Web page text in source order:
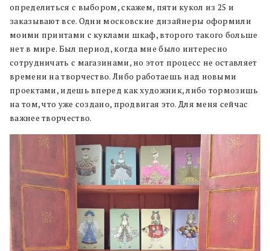
определиться с выбором, скажем, пяти кукол из 25 и
заказывают все. Одни московские дизайнеры оформили
моими принтами с куклами шкаф, второго такого больше
нет в мире. Был период, когда мне было интересно
сотрудничать с магазинами, но этот процесс не оставляет
времени на творчество. Либо работаешь над новыми
проектами, идешь вперед как художник, либо тормозишь
на том, что уже создано, продвигая это. Для меня сейчас
важнее творчество.